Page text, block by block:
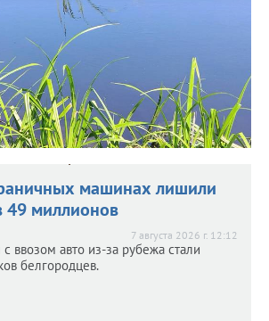
машинах лишили
49 миллионов
7 августа 2026 г. 12:12
ввозом авто из-за рубежа стали
белгородцев.